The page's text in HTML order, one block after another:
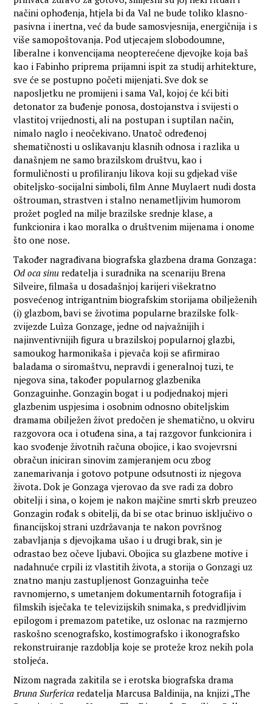
načini ophođenja, htjela bi da Val ne bude toliko klasno-
pasivna i inertna, već da bude samosvjesnija, energičnija i s
više samopoštovanja. Pod utjecajem slobodoumne,
liberalne i konvencijama neopterećene djevojke koja baš
kao i Fabinho priprema prijamni ispit za studij arhitekture,
sve će se postupno početi mijenjati. Sve dok se
naposljetku ne promijeni i sama Val, kojoj će kći biti
detonator za buđenje ponosa, dostojanstva i svijesti o
vlastitoj vrijednosti, ali na postupan i suptilan način,
nimalo naglo i neočekivano. Unatoč određenoj
shematičnosti u oslikavanju klasnih odnosa i razlika u
današnjem ne samo brazilskom društvu, kao i
formuličnosti u profiliranju likova koji su gdjekad više
obiteljsko-socijalni simboli, film Anne Muylaert nudi dosta
oštrouman, strastven i stalno nenametljivim humorom
prožet pogled na milje brazilske srednje klase, a
funkcionira i kao moralka o društvenim mijenama i onome
što one nose.
Također nagrađivana biografska glazbena drama Gonzaga:
Od oca sinu redatelja i suradnika na scenariju Brena
Silveire, filmaša u dosadašnjoj karijeri višekratno
posvećenog intrigantnim biografskim storijama obilježenih
(i) glazbom, bavi se životima popularne brazilske folk-
zvijezde Luìza Gonzage, jedne od najvažnijih i
najinventivnijih figura u brazilskoj popularnoj glazbi,
samoukog harmonikaša i pjevača koji se afirmirao
baladama o siromaštvu, nepravdi i generalnoj tuzi, te
njegova sina, također popularnog glazbenika
Gonzaguinhe. Gonzagin bogat i u podjednakoj mjeri
glazbenim uspjesima i osobnim odnosno obiteljskim
dramama obilježen život predočen je shematično, u okviru
razgovora oca i otuđena sina, a taj razgovor funkcionira i
kao svođenje životnih računa obojice, i kao svojevrsni
obračun iniciran sinovim zamjeranjem ocu zbog
zanemarivanja i gotovo potpune odsutnosti iz njegova
života. Dok je Gonzaga vjerovao da sve radi za dobro
obitelji i sina, o kojem je nakon majčine smrti skrb preuzeo
Gonzagin rođak s obitelji, da bi se otac brinuo isključivo o
financijskoj strani uzdržavanja te nakon površnog
zabavljanja s djevojkama ušao i u drugi brak, sin je
odrastao bez očeve ljubavi. Obojica su glazbene motive i
nadahnuće crpili iz vlastitih života, a storija o Gonzagi uz
znatno manju zastupljenost Gonzaguinha teče
ravnomjerno, s umetanjem dokumentarnih fotografija i
filmskih isječaka te televizijskih snimaka, s predvidljivim
epilogom i premazom patetike, uz oslonac na razmjerno
raskošno scenografsko, kostimografsko i ikonografsko
rekonstruiranje razdoblja koje se proteže kroz nekih pola
stoljeća.
Nizom nagrada zakitila se i erotska biografska drama
Bruna Surferica redatelja Marcusa Baldinija, na knjizi „The